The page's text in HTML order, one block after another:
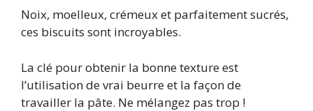
Noix, moelleux, crémeux et parfaitement sucrés,
ces biscuits sont incroyables.
La clé pour obtenir la bonne texture est
l’utilisation de vrai beurre et la façon de
travailler la pâte. Ne mélangez pas trop !